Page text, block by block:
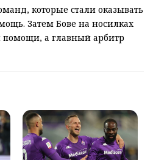
которые стали оказывать
Затем Бове на носилках
а главный арбитр